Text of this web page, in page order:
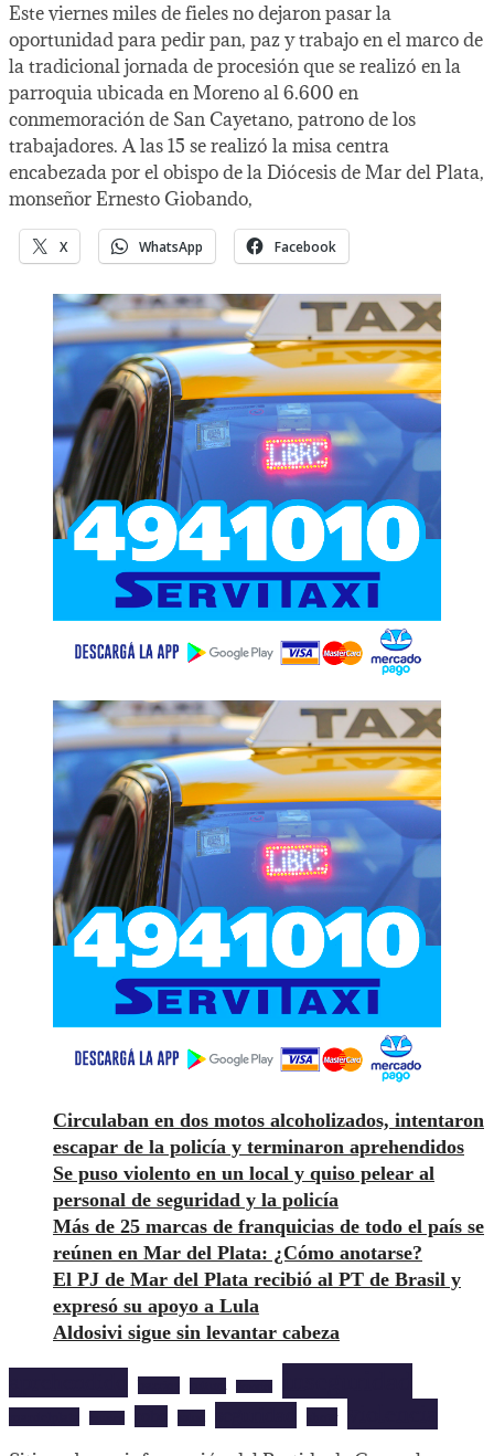
Este viernes miles de fieles no dejaron pasar la
oportunidad para pedir pan, paz y trabajo en el marco de
la tradicional jornada de procesión que se realizó en la
parroquia ubicada en Moreno al 6.600 en
conmemoración de San Cayetano, patrono de los
trabajadores. A las 15 se realizó la misa centra
encabezada por el obispo de la Diócesis de Mar del Plata,
monseñor Ernesto Giobando,
X WhatsApp Facebook
Circulaban en dos motos alcoholizados, intentaron
escapar de la policía y terminaron aprehendidos
Se puso violento en un local y quiso pelear al
personal de seguridad y la policía
Más de 25 marcas de franquicias de todo el país se
reúnen en Mar del Plata: ¿Cómo anotarse?
El PJ de Mar del Plata recibió al PT de Brasil y
expresó su apoyo a Lula
Aldosivi sigue sin levantar cabeza